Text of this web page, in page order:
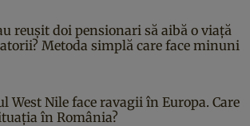
reușit doi pensionari să aibă o viață
Metoda simplă care face minuni
West Nile face ravagii în Europa. Care
în România?